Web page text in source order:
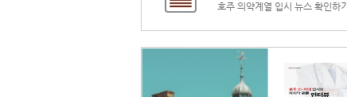
호주 의약계열 입시 뉴스 확인하기